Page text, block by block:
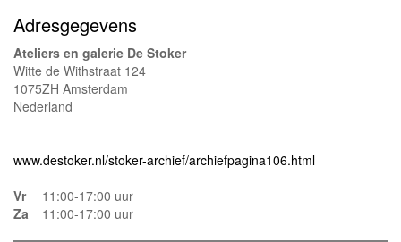
Adresgegevens
Ateliers en galerie De Stoker
Witte de Withstraat 124
1075ZH Amsterdam
Nederland
www.destoker.nl/stoker-archief/archiefpagina106.html
Vr
11:00-17:00 uur
Za
11:00-17:00 uur